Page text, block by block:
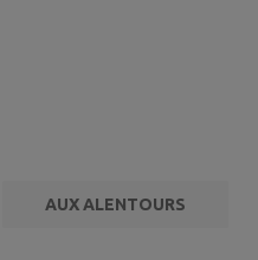
AUX ALENTOURS